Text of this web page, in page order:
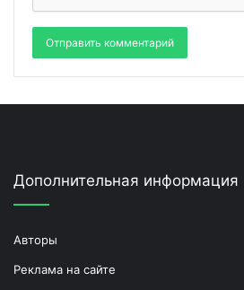
Дополнительная информация
Авторы
Реклама на сайте